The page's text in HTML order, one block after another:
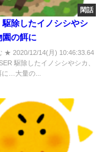
閑話
駆除したイノシシやシ
園の餌に
★ 2020/12/14(月) 10:46:33.64
駆除したイノシシやシカ、
…大量の...